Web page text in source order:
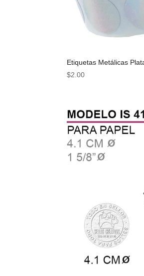
Etiquetas Metálicas
$2.00